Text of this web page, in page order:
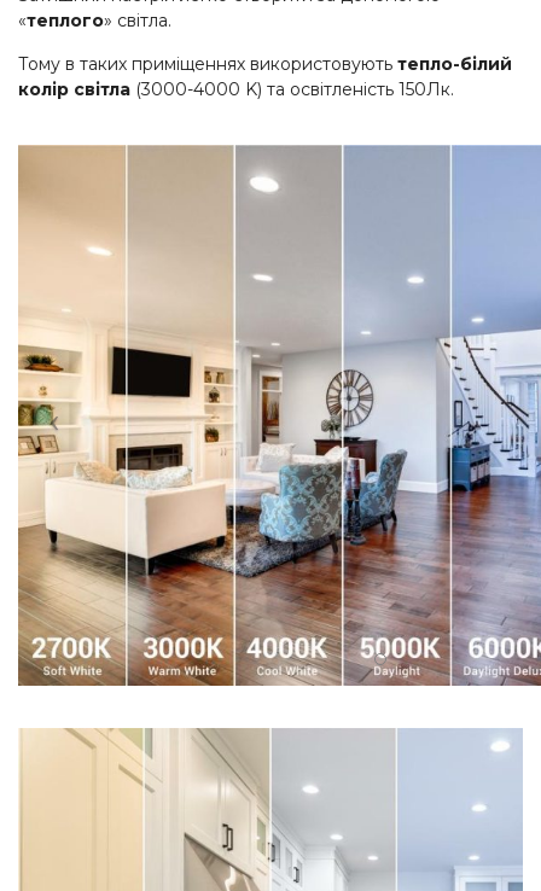
«теплого» світла.
Тому в таких приміщеннях використовують тепло-білий
колір світла (3000-4000 K) та освітленість 150Лк.